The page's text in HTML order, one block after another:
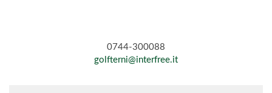
0744-300088
golfterni@interfree.it